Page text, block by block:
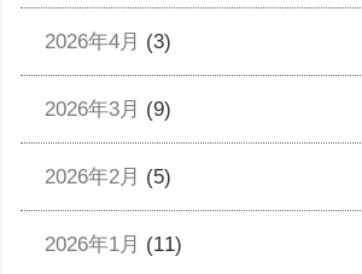
2026年4月 (3)
2026年3月 (9)
2026年2月 (5)
2026年1月 (11)